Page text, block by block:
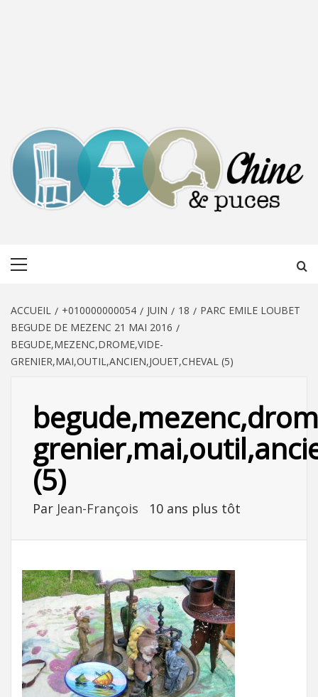
ACCUEIL +010000000054 JUIN 18
PARC EMILE LOUBET
BEGUDE DE MEZENC 21 MAI 2016
BEGUDE,MEZENC,DROME,VIDE-
GRENIER,MAI,OUTIL,ANCIEN,JOUET,CHEVAL (5)
(5)
Par Jean-François 10 ans plus tôt